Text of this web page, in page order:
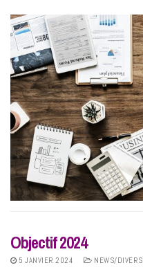
Objectif 2024
5 JANVIER 2024 NEWS/DIVERS